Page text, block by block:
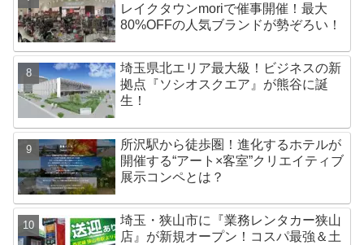
レイクタウンmoriで催事開催！最大
80%OFFの人気ブランドが勢ぞろい！
埼玉県北エリア最大級！ビジネスの新
拠点『ソシオスクエア』が熊谷に誕
生！
所沢駅から徒歩圏！進化するホテルが
開催する“アート×客室”クリエイティブ
展示コンペとは？
埼玉・狭山市に『業務レンタカー狭山
店』が新規オープン！コスパ最強＆土